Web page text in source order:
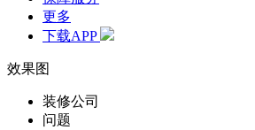
更多
下载APP
效果图
装修公司
问题